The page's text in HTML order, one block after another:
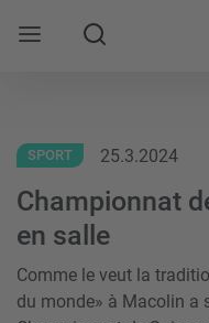
Rechercher
SPORT 25.3.2024
Championnat
en salle
Comme le veut la
du monde» à Macolin a